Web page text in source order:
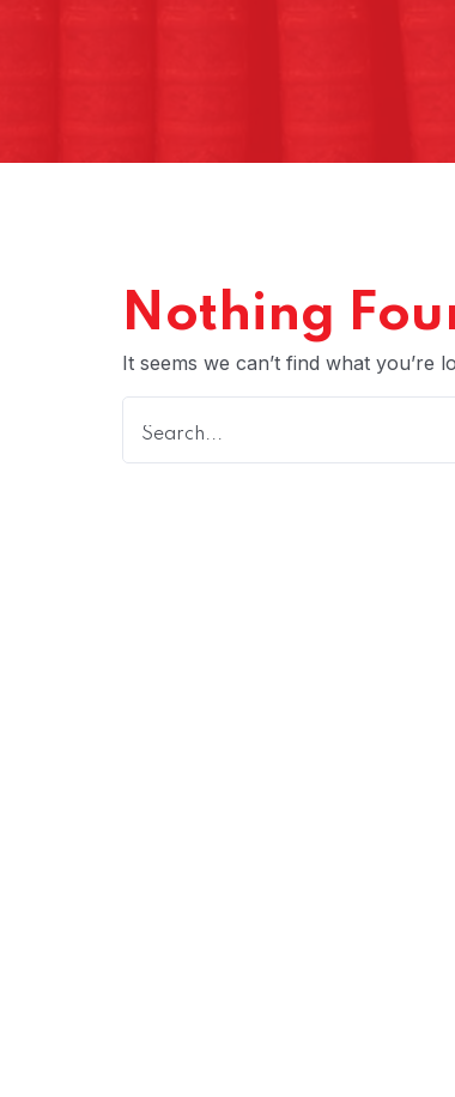
Nothing
It seems we can’t find what you’re